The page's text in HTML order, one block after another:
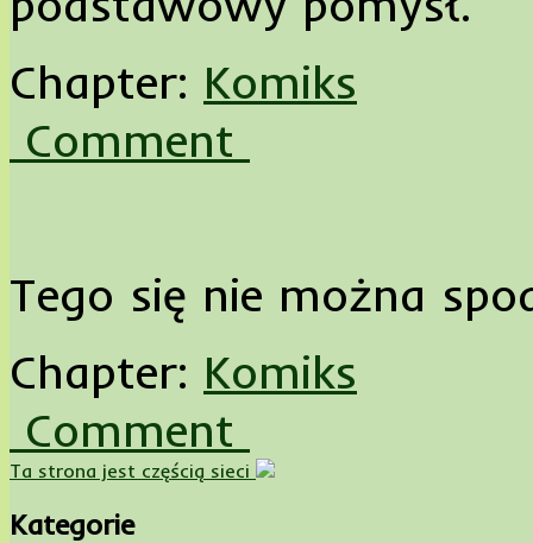
Chapter: Komiks
Comment
Tego się nie można
Chapter: Komiks
Comment
Ta strona jest częścią sieci
Kategorie